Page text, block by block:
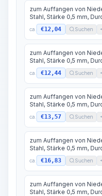
zum Auffangen von
Stahl, Stärke 0,5 mm,
ca. €12,04 Suchen
zum Auffangen von
Stahl, Stärke 0,5 mm,
ca. €12,44 Suchen
zum Auffangen von
Stahl, Stärke 0,5 mm,
ca. €13,57 Suchen
zum Auffangen von
Stahl, Stärke 0,5 mm,
ca. €16,83 Suchen
zum Auffangen von
Stahl, Stärke 0,5 mm,